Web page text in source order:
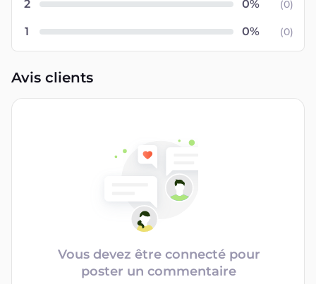
2 (0)
1 (0)
Avis clients
Vous devez être connecté pour
poster un commentaire